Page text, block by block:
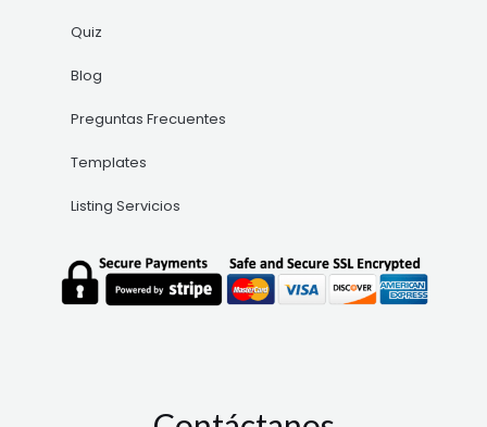
Quiz
Blog
Preguntas Frecuentes
Templates
Listing Servicios